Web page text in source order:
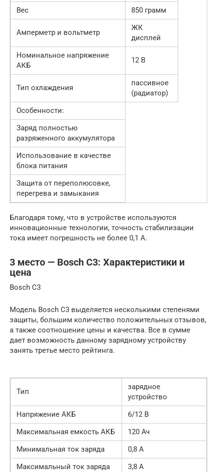
Вес
850 грамм
Амперметр и вольтметр
ЖК
дисплей
Номинальное напряжение
АКБ
12 В
Тип охлаждения
пассивное
(радиатор)
Особенности:
Заряд полностью
разряженного аккумулятора
Использование в качестве
блока питания
Защита от переполюсовке,
перегрева и замыкания
Благодаря тому, что в устройстве используются
инновационные технологии, точность стабилизации
тока имеет погрешность не более 0,1 А.
3 место — Bosch C3: Характеристики и
цена
Bosch C3
Модель Bosch C3 выделяется несколькими степенями
защиты, большим количество положительных отзывов,
а также соотношение цены и качества. Все в сумме
дает возможность данному зарядному устройству
занять третье место рейтинга.
Тип
зарядное
устройство
Напряжение АКБ
6/12 В
Максимальная емкость АКБ
120 Ач
Минимальная ток заряда
0,8 А
Максимальный ток заряда
3,8 А